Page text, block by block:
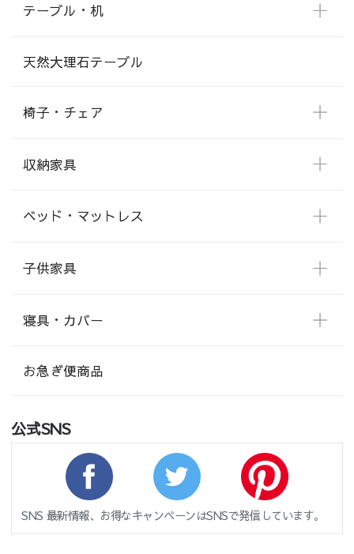
テーブル・机
天然大理石テーブル
椅子・チェア
収納家具
ベッド・マットレス
子供家具
寝具・カバー
お急ぎ便商品
公式SNS
SNS 最新情報、お得なキャンペーンはSNSで発信しています。